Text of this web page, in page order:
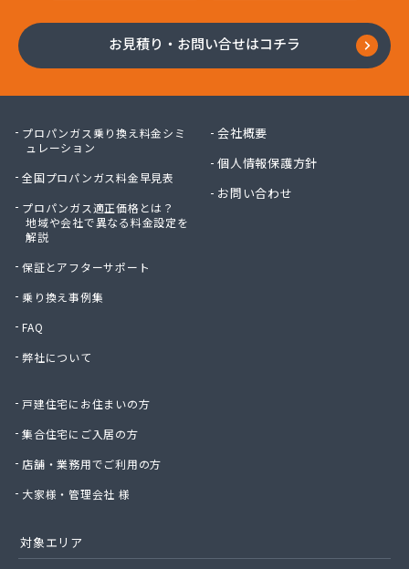
株式会社ヤマアキ
株式会社よしや商店
株式会社リピックス
株式会社リピックス 春日井センター
株式会社一プロ
株式会社稲藤商店
株式会社稲葉エネクス
株式会社宇佐美プロパン
株式会社下林
株式会社桑原商事
株式会社元久商店
株式会社古田商店
株式会社三好ガス
株式会社山源服部商会
株式会社山新プロパン部
株式会社山田幸一商店
お見積り・お問い合せはコチラ
プロパンガス乗り換え料金シミ
ュレーション
全国プロパンガス料金早見表
プロパンガス適正価格とは？
地域や会社で異なる料金設定を
解説
保証とアフターサポート
乗り換え事例集
FAQ
弊社について
戸建住宅にお住まいの方
集合住宅にご入居の方
店舗・業務用でご利用の方
大家様・管理会社 様
会社概要
個人情報保護方針
お問い合わせ
対象エリア